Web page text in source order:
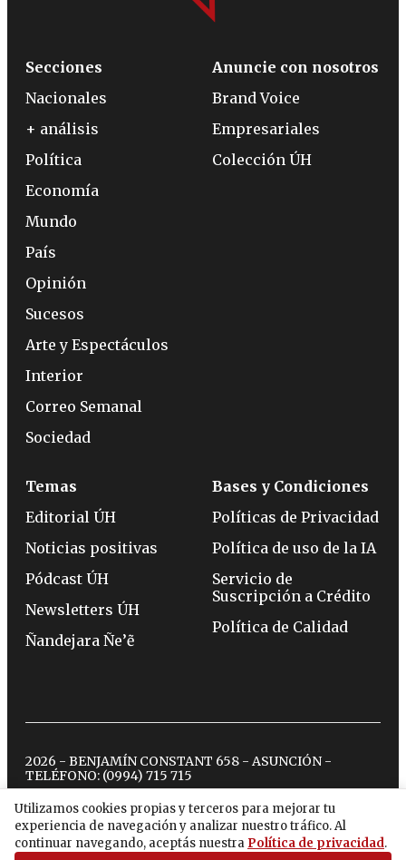
Utilizamos cookies propias y terceros para mejorar tu
experiencia de navegación y analizar nuestro tráfico. Al
continuar navegando, aceptás nuestra Política de privacidad.
Secciones
Nacionales
+ análisis
Política
Economía
Mundo
País
Opinión
Sucesos
Arte y Espectáculos
Interior
Correo Semanal
Sociedad
Anuncie con nosotros
Brand Voice
Empresariales
Colección ÚH
Temas
Editorial ÚH
Noticias positivas
Pódcast ÚH
Newsletters ÚH
Ñandejara Ñe’ẽ
Bases y Condiciones
Políticas de Privacidad
Política de uso de la IA
Servicio de
Suscripción a Crédito
Política de Calidad
2026 - BENJAMÍN CONSTANT 658 - ASUNCIÓN -
TELÉFONO: (0994) 715 715
twitterinstagram
facebook
tiktokyoutubespotify